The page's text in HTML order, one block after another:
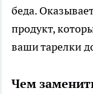
беда.
продукт,
ваши тарелки
Чем